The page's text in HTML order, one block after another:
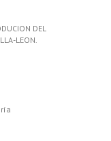
DEL
LEON.